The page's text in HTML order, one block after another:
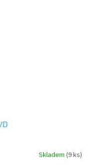
Skladem (9 ks)